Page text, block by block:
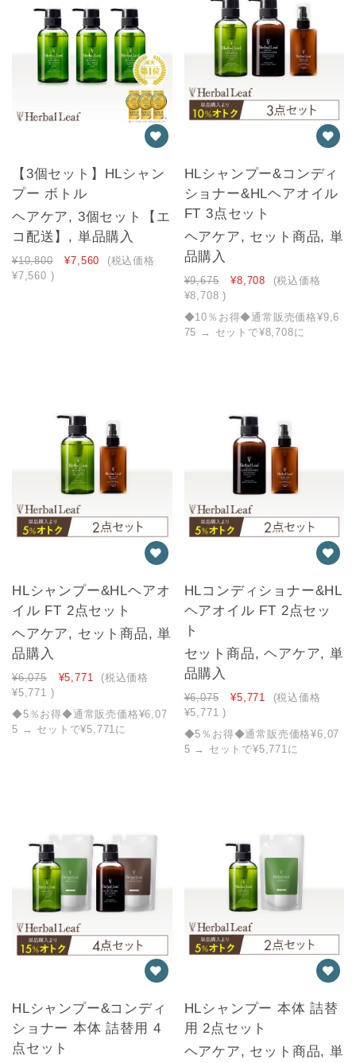
【3個セット】HLシャン
プー ボトル
ヘアケア, 3個セット【エ
コ配送】, 単品購入
¥10,800 ¥7,560
(税込価格
¥7,560 )
HLシャンプー&コンディ
ショナー&HLヘアオイル
FT 3点セット
ヘアケア, セット商品, 単
品購入
¥9,675 ¥8,708
(税込価格
¥8,708 )
◆10％お得◆通常販売価格¥9,6
75 → セットで¥8,708に
HLシャンプー&HLヘアオ
イル FT 2点セット
ヘアケア, セット商品, 単
品購入
¥6,075 ¥5,771
(税込価格
¥5,771 )
◆5％お得◆通常販売価格¥6,07
5 → セットで¥5,771に
HLコンディショナー&HL
ヘアオイル FT 2点セッ
ト
セット商品, ヘアケア, 単
品購入
¥6,075 ¥5,771
(税込価格
¥5,771 )
◆5％お得◆通常販売価格¥6,07
5 → セットで¥5,771に
HLシャンプー&コンディ
ショナー 本体 詰替用 4
点セット
HLシャンプー 本体 詰替
用 2点セット
ヘアケア, セット商品, 単